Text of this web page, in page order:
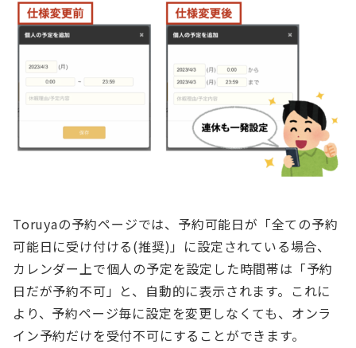
Toruyaの予約ページでは、予約可能日が「全ての予約
可能日に受け付ける(推奨)」に設定されている場合、
カレンダー上で個人の予定を設定した時間帯は「予約
日だが予約不可」と、自動的に表示されます。これに
より、予約ページ毎に設定を変更しなくても、オンラ
イン予約だけを受付不可にすることができます。